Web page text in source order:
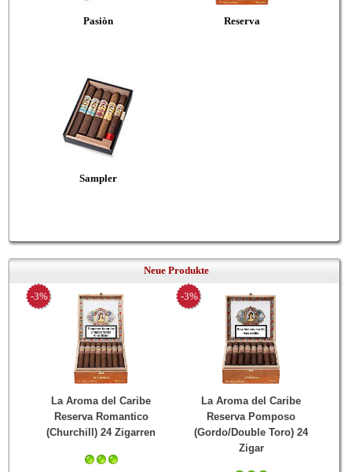
Pasiòn Reserva
Sampler
Neue Produkte
La Aroma del Caribe
Reserva Romantico
(Churchill) 24 Zigarren
-3%
La Aroma del Caribe
Reserva Pomposo
(Gordo/Double Toro) 24
Zigar
-3%